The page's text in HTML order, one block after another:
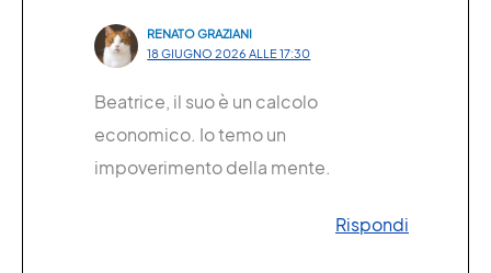
RENATO GRAZIANI
18 GIUGNO 2026 ALLE 17:30
Beatrice, il suo è un calcolo
economico. Io temo un
impoverimento della mente.
Rispondi